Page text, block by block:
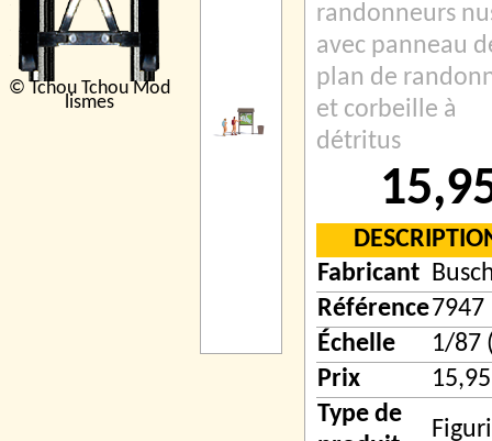
© Tchou Tchou Mod
lismes
randonneurs
avec panneau
plan de
et corbeille à
détritus
Fabricant
Référence7947
Échelle
1/87
Prix
Type de